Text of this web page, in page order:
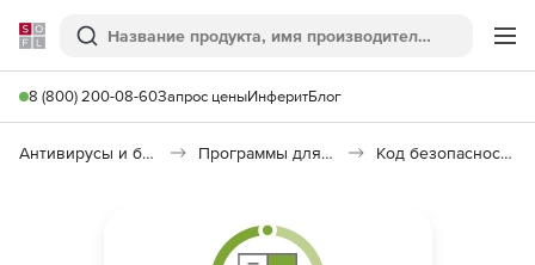
Softline
Поиск
8 (800) 200-08-60Запрос ценыИнферитБлог
Антивирусы и безопасность Программы для защиты информации Код безопасности: Jinn-Client 2.0